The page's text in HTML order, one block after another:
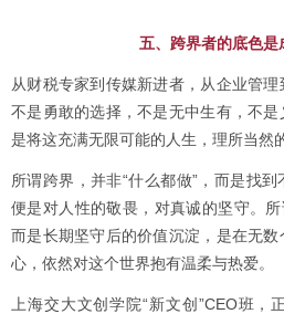
五、跨界者的底色是
从财税专家到传媒新进者，从企业管
不是勇敢的选择，不是无中生有，不
是将这充满无限可能的人生，理所当然
所谓跨界，并非“什么都做”，而是找
便是对人性的敬畏，对真诚的坚守。所
而是长期坚守后的价值沉淀，是在无
心，依然对这个世界抱有温柔与热爱。
上海交大文创学院“新文创”CEO班